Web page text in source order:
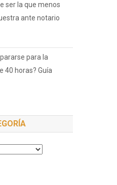
ser la que menos
ante notario
para la
40 horas? Guía